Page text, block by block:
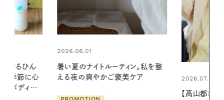
ン。私を整
ケア
2026.07.21
2026.06.01
の一日。汗ば